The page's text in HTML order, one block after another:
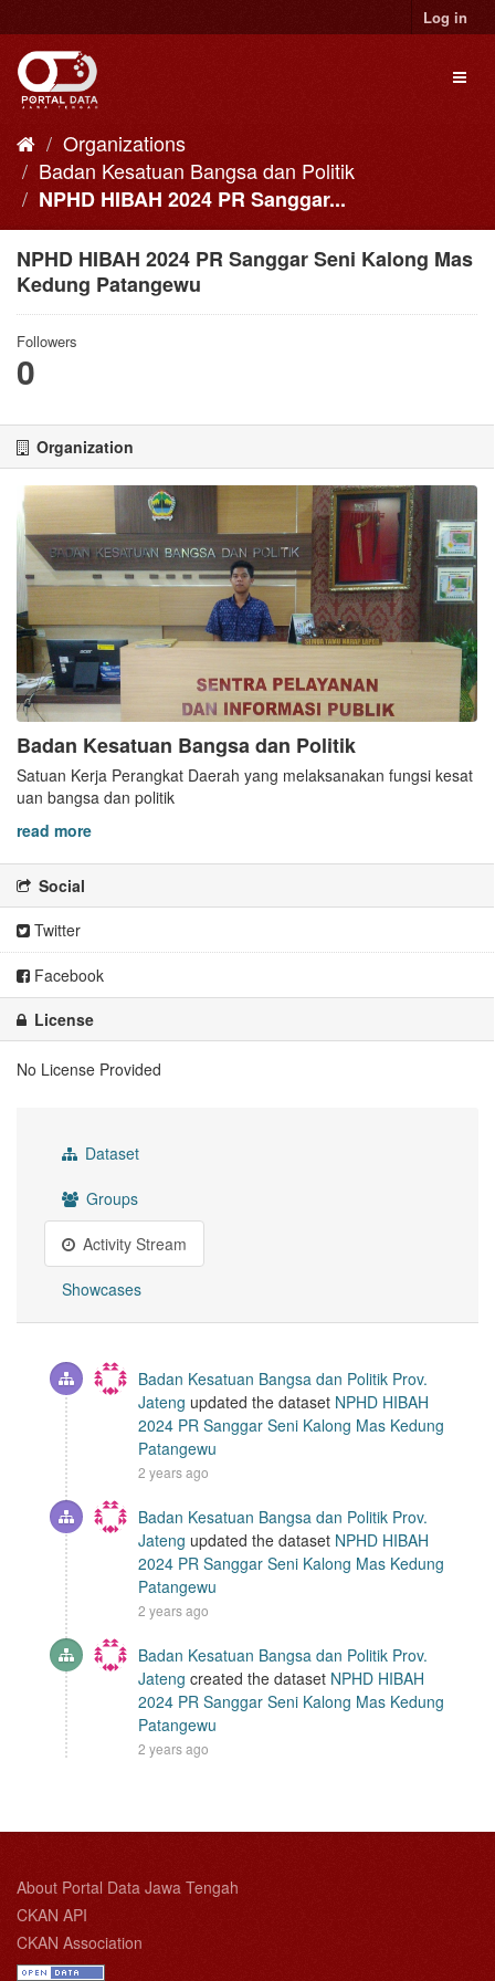
to
content
Log in
Organizations
Badan Kesatuan Bangsa dan Politik
NPHD HIBAH 2024 PR Sanggar...
NPHD HIBAH 2024 PR Sanggar Seni Kalong Mas
Kedung Patangewu
Followers
0
Organization
Badan Kesatuan Bangsa dan Politik
Satuan Kerja Perangkat Daerah yang melaksanakan fungsi kesat
uan bangsa dan politik
read more
Social
Twitter
Facebook
License
No License Provided
Dataset
Groups
Activity Stream
Showcases
Badan Kesatuan Bangsa dan Politik Prov.
Jateng updated the dataset NPHD HIBAH
2024 PR Sanggar Seni Kalong Mas Kedung
Patangewu
2 years ago
Badan Kesatuan Bangsa dan Politik Prov.
Jateng updated the dataset NPHD HIBAH
2024 PR Sanggar Seni Kalong Mas Kedung
Patangewu
2 years ago
Badan Kesatuan Bangsa dan Politik Prov.
Jateng created the dataset NPHD HIBAH
2024 PR Sanggar Seni Kalong Mas Kedung
Patangewu
2 years ago
About Portal Data Jawa Tengah
CKAN API
CKAN Association